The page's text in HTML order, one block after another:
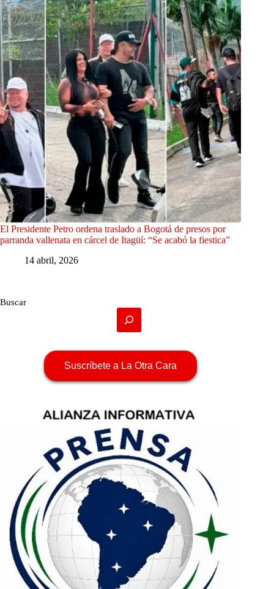
El Presidente Petro ordena traslado a Bogotá de presos por
parranda vallenata en cárcel de Itagüí: “Se acabó la fiestica”
14 abril, 2026
Buscar
Suscríbete a La Otra Cara